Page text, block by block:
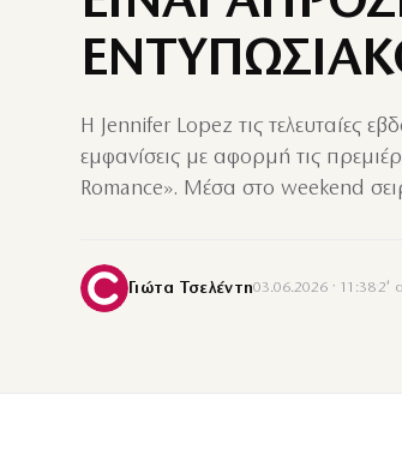
H Jennifer Lopez τις τελευταίες
εμφανίσεις με αφορμή τις
Romance». Μέσα στο weekend
Γιώτα Τσελέντη03.06.2026 · 11:38·2′